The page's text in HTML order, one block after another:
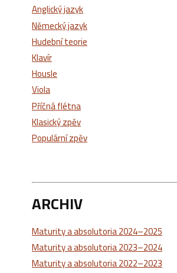
Anglický jazyk
Německý jazyk
Hudební teorie
Klavír
Housle
Viola
Příčná flétna
Klasický zpěv
Populární zpěv
ARCHIV
Maturity a absolutoria 2024–2025
Maturity a absolutoria 2023–2024
Maturity a absolutoria 2022–2023